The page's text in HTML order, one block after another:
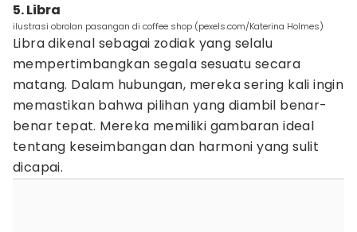
5. Libra
ilustrasi obrolan pasangan di coffee shop (pexels.com/Katerina Holmes)
Libra dikenal sebagai zodiak yang selalu
mempertimbangkan segala sesuatu secara
matang. Dalam hubungan, mereka sering kali ingin
memastikan bahwa pilihan yang diambil benar-
benar tepat. Mereka memiliki gambaran ideal
tentang keseimbangan dan harmoni yang sulit
dicapai.